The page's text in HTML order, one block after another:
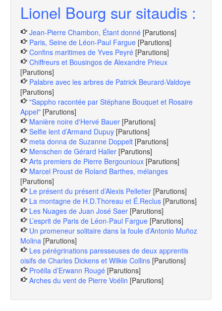
Lionel Bourg sur sitaudis :
Jean-Pierre Chambon, Étant donné [Parutions]
Paris, Seine de Léon-Paul Fargue [Parutions]
Confins maritimes de Yves Peyré [Parutions]
Chiffreurs et Bousingos de Alexandre Prieux
[Parutions]
Palabre avec les arbres de Patrick Beurard-Valdoye
[Parutions]
"Sappho racontée par Stéphane Bouquet et Rosaire
Appel" [Parutions]
Manière noire d'Hervé Bauer [Parutions]
Selfie lent d’Armand Dupuy [Parutions]
meta donna de Suzanne Doppelt [Parutions]
Menschen de Gérard Haller [Parutions]
Arts premiers de Pierre Bergounioux [Parutions]
Marcel Proust de Roland Barthes, mélanges
[Parutions]
Le présent du présent d’Alexis Pelletier [Parutions]
La montagne de H.D.Thoreau et É.Reclus [Parutions]
Les Nuages de Juan José Saer [Parutions]
L’esprit de Paris de Léon-Paul Fargue [Parutions]
Un promeneur solitaire dans la foule d’Antonio Muñoz
Molina [Parutions]
Les pérégrinations paresseuses de deux apprentis
oisifs de Charles Dickens et Wilkie Collins [Parutions]
Proëlla d’Erwann Rougé [Parutions]
Arches du vent de Pierre Voélin [Parutions]